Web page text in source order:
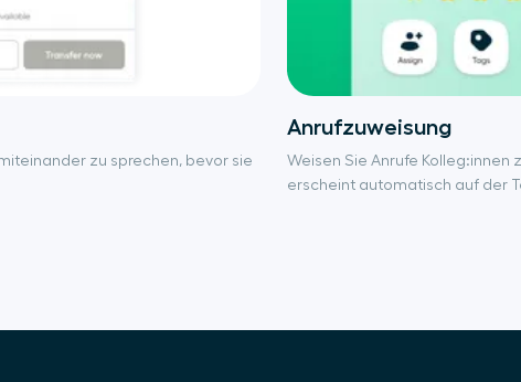
zu sprechen, bevor sie
Anrufzuweisung
Weisen Sie Anrufe Kolleg:innen
erscheint automatisch auf der